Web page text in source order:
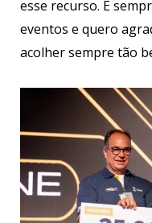
esse recurso. É
eventos e quero
acolher sempre tão